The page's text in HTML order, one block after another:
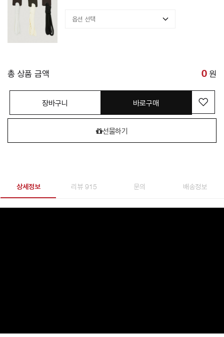
총 상품 금액 0 원
장바구니 바로구매
선물하기
상세정보 리뷰 915 문의 배송정보